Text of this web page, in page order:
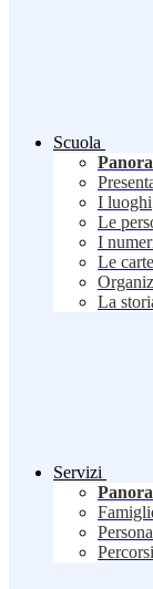
Scuola
I luoghi
Le
I
Le
La
Servizi